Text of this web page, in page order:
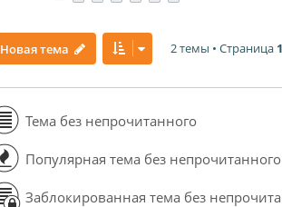
Новая тема 2 темы • Страница 1
Тема без непрочитанного
Популярная тема без непрочитанного
Заблокированная тема без